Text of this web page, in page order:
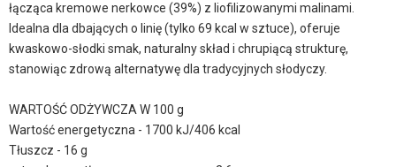
łącząca kremowe nerkowce (39%) z liofilizowanymi malinami.
Idealna dla dbających o linię (tylko 69 kcal w sztuce), oferuje
kwaskowo-słodki smak, naturalny skład i chrupiącą strukturę,
stanowiąc zdrową alternatywę dla tradycyjnych słodyczy.
WARTOŚĆ ODŻYWCZA W 100 g
Wartość energetyczna - 1700 kJ/406 kcal
Tłuszcz - 16 g